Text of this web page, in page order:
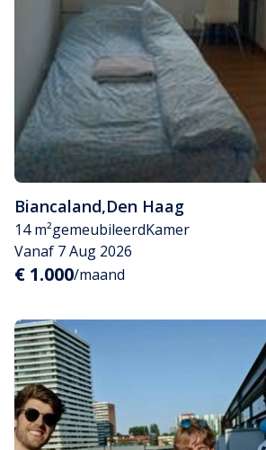
Biancaland,Den Haag
14 m²gemeubileerdKamer
Vanaf 7 Aug 2026
€ 1.000/maand